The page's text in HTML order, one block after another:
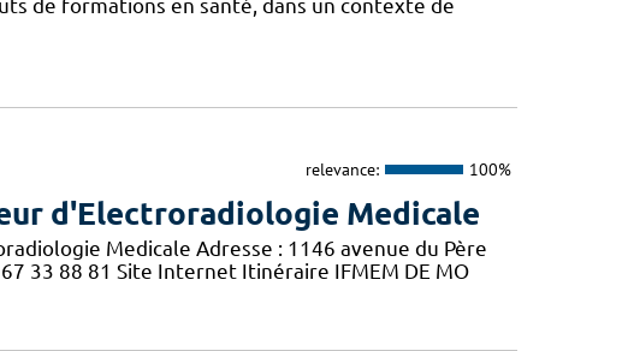
de formations en santé, dans un contexte de
relevance: 100%
d'Electroradiologie Medicale
Medicale Adresse : 1146 avenue du Père
33 88 81 Site Internet Itinéraire IFMEM DE MO